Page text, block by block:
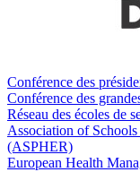
Conférence des
Conférence des
Réseau des écoles de
Association of
(ASPHER)
European Health